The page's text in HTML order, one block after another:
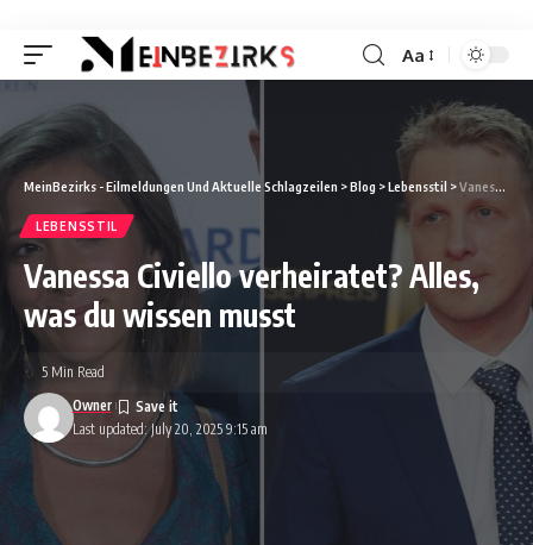
Font
Resizer
Aa
MeinBezirks - Eilmeldungen Und Aktuelle Schlagzeilen >Blog >Lebensstil >Vanessa Civiello verheiratet? Alles, was du wissen musst
LEBENSSTIL
Vanessa Civiello verheiratet? Alles,
was du wissen musst
Last updated: July 20, 2025 9:15 am
Owner
5 Min Read